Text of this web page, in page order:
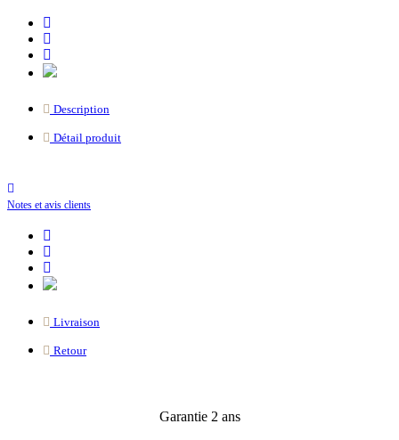
Description
Détail produit
Notes et avis clients
Livraison
Retour
Garantie 2 ans